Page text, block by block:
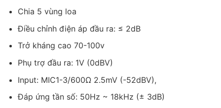
Chia 5 vùng loa
Điều chỉnh điện áp đầu ra: ≤ 2dB
Trở kháng cao 70-100v
Phụ trợ đầu ra: 1V (0dBV)
Input: MIC1-3/600Ω 2.5mV (-52dBV),
Đáp ứng tần số: 50Hz ~ 18kHz (± 3dB)